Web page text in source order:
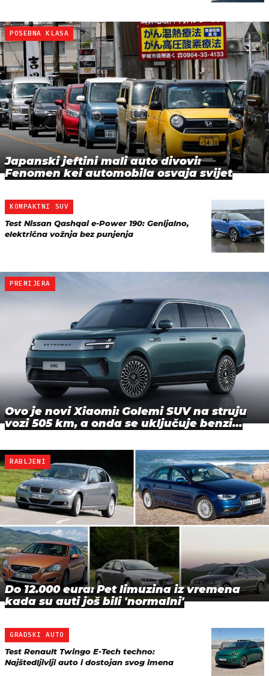
POSEBNA KLASA
Japanski jeftini mali auto divovi:
Fenomen kei automobila osvaja svijet
KOMPAKTNI SUV
Test Nissan Qashqai e-Power 190: Genijalno,
električna vožnja bez punjenja
PREMIJERA
Ovo je novi Xiaomi: Golemi SUV na struju
vozi 505 km, a onda se uključuje benzi…
RABLJENI
Do 12.000 eura: Pet limuzina iz vremena
kada su auti još bili 'normalni'
GRADSKI AUTO
Test Renault Twingo E-Tech techno:
Najštedljiviji auto i dostojan svog imena